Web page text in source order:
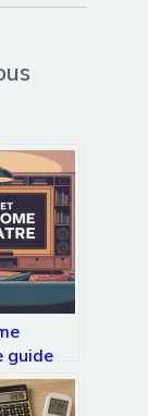
guide
choisir